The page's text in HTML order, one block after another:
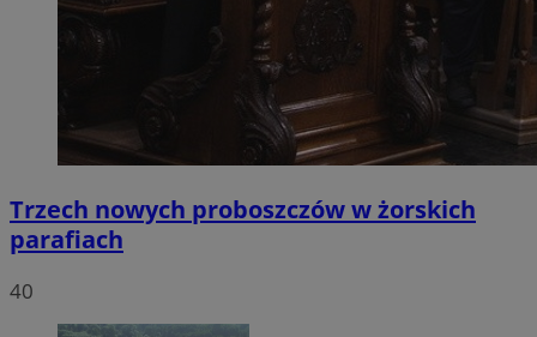
Trzech nowych proboszczów w żorskich
parafiach
40